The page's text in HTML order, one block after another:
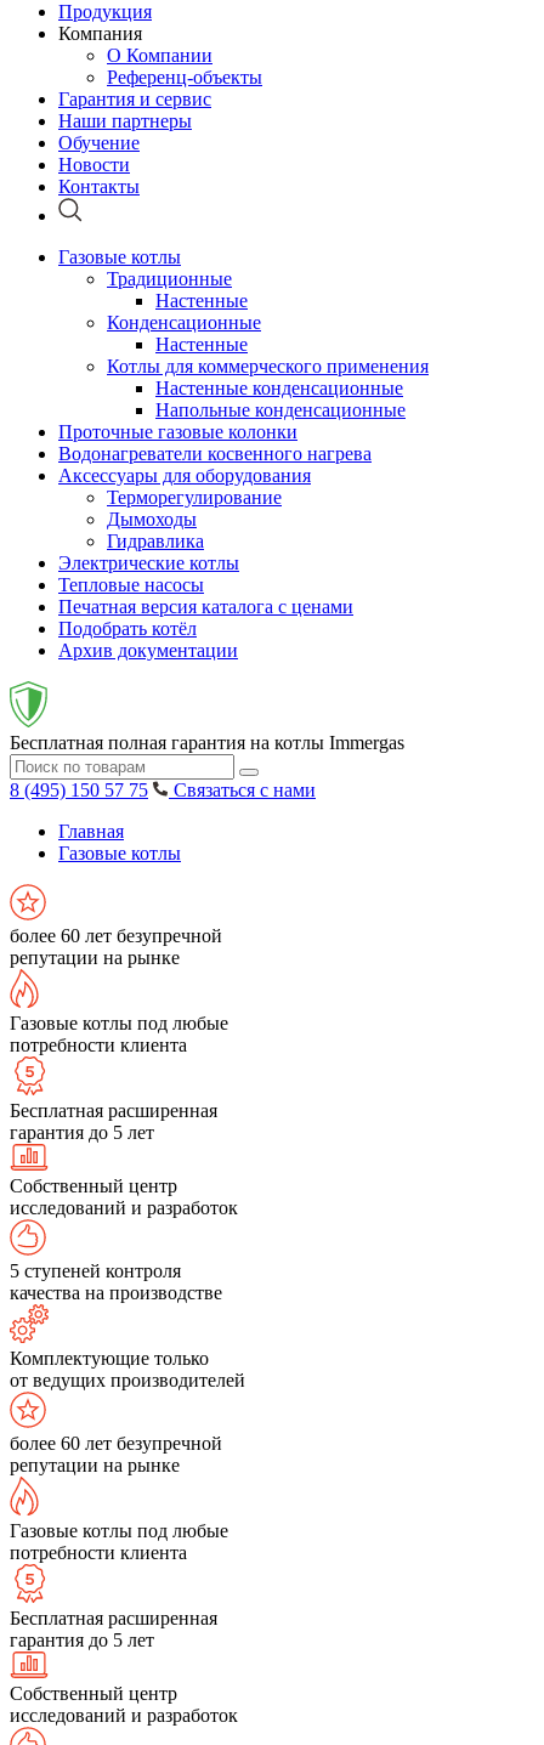
Продукция
Компания
О Компании
Референц-объекты
Гарантия и сервис
Наши партнеры
Обучение
Новости
Контакты
Газовые котлы
Традиционные
Настенные
Конденсационные
Настенные
Котлы для коммерческого применения
Настенные конденсационные
Напольные конденсационные
Проточные газовые колонки
Водонагреватели косвенного нагрева
Аксессуары для оборудования
Терморегулирование
Дымоходы
Гидравлика
Электрические котлы
Тепловые насосы
Печатная версия каталога с ценами
Подобрать котёл
Архив документации
Бесплатная полная гарантия на котлы Immergas
8 (495) 150 57 75
Связаться с нами
Главная
Газовые котлы
более 60 лет безупречной
репутации на рынке
Газовые котлы под любые
потребности клиента
Бесплатная расширенная
гарантия до 5 лет
Собственный центр
исследований и разработок
5 ступеней контроля
качества на производстве
Комплектующие только
от ведущих производителей
более 60 лет безупречной
репутации на рынке
Газовые котлы под любые
потребности клиента
Бесплатная расширенная
гарантия до 5 лет
Собственный центр
исследований и разработок